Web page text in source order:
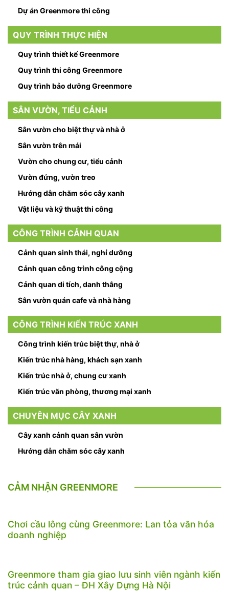
Dự án Greenmore thi công
QUY TRÌNH THỰC HIỆN
Quy trình thiết kế Greenmore
Quy trình thi công Greenmore
Quy trình bảo dưỡng Greenmore
SÂN VƯỜN, TIỂU CẢNH
Sân vườn cho biệt thự và nhà ở
Sân vườn trên mái
Vườn cho chung cư, tiểu cảnh
Vườn đứng, vườn treo
Hướng dẫn chăm sóc cây xanh
Vật liệu và kỹ thuật thi công
CÔNG TRÌNH CẢNH QUAN
Cảnh quan sinh thái, nghỉ dưỡng
Cảnh quan công trình công cộng
Cảnh quan di tích, danh thắng
Sân vườn quán cafe và nhà hàng
CÔNG TRÌNH KIẾN TRÚC XANH
Công trình kiến trúc biệt thự, nhà ở
Kiến trúc nhà hàng, khách sạn xanh
Kiến trúc nhà ở, chung cư xanh
Kiến trúc văn phòng, thương mại xanh
CHUYÊN MỤC CÂY XANH
Cây xanh cảnh quan sân vườn
Hướng dẫn chăm sóc cây xanh
CẢM NHẬN GREENMORE
Chơi cầu lông cùng Greenmore: Lan tỏa văn hóa
doanh nghiệp
Greenmore tham gia giao lưu sinh viên ngành kiến
trúc cảnh quan – ĐH Xây Dựng Hà Nội